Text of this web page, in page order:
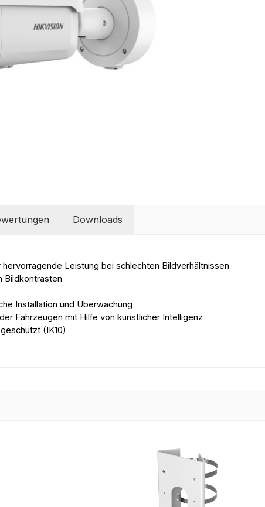
Downloads
Leistung bei schlechten Bildverhältnissen
Bildkontrasten
Installation und Überwachung
Fahrzeugen mit Hilfe von künstlicher Intelligenz
(IK10)